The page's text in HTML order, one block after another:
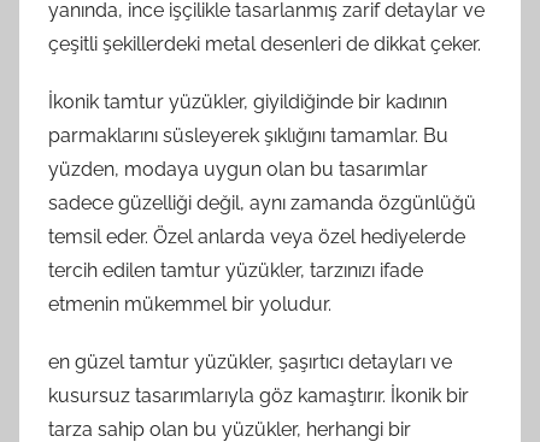
yanında, ince işçilikle tasarlanmış zarif detaylar ve
çeşitli şekillerdeki metal desenleri de dikkat çeker.
İkonik tamtur yüzükler, giyildiğinde bir kadının
parmaklarını süsleyerek şıklığını tamamlar. Bu
yüzden, modaya uygun olan bu tasarımlar
sadece güzelliği değil, aynı zamanda özgünlüğü
temsil eder. Özel anlarda veya özel hediyelerde
tercih edilen tamtur yüzükler, tarzınızı ifade
etmenin mükemmel bir yoludur.
en güzel tamtur yüzükler, şaşırtıcı detayları ve
kusursuz tasarımlarıyla göz kamaştırır. İkonik bir
tarza sahip olan bu yüzükler, herhangi bir